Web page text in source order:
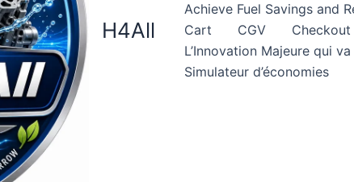
H4All
Achieve Fuel Savings and
Cart
CGV Checkout
L’Innovation Majeure qui
Simulateur d’économies